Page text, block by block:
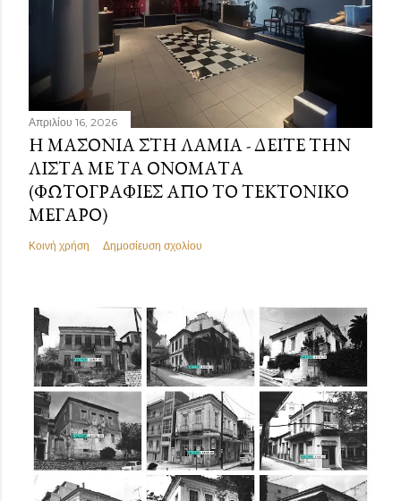
Απριλίου 16, 2026
Η ΜΑΣΟΝΊΑ ΣΤΗ ΛΑΜΊΑ - ΔΕΊΤΕ ΤΗΝ
ΛΊΣΤΑ ΜΕ ΤΑ ΟΝΌΜΑΤΑ
(ΦΩΤΟΓΡΑΦΊΕΣ ΑΠΌ ΤΟ ΤΕΚΤΟΝΙΚΌ
ΜΈΓΑΡΟ)
Κοινή χρήση Δημοσίευση σχολίου